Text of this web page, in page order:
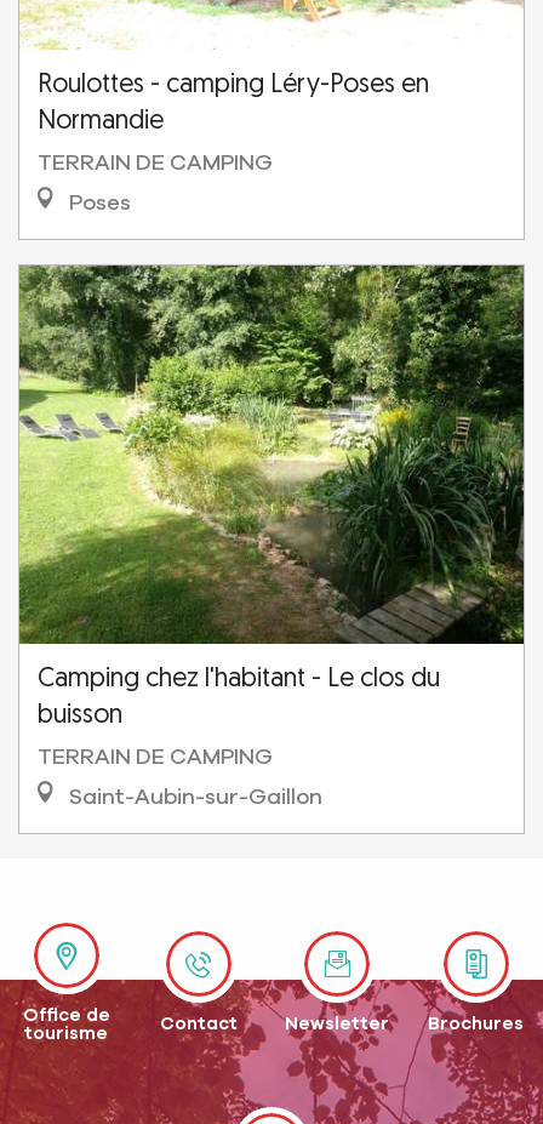
Roulottes - camping Léry-Poses en
Normandie
TERRAIN DE CAMPING
Poses
Camping chez l'habitant - Le clos du
buisson
TERRAIN DE CAMPING
Saint-Aubin-sur-Gaillon
Office de
tourisme
Contact Newsletter Brochures